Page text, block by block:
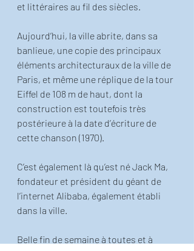
et littéraires au fil des siècles.
Aujourd’hui, la ville abrite, dans sa
banlieue, une copie des principaux
éléments architecturaux de la ville de
Paris, et même une réplique de la tour
Eiffel de 108 m de haut, dont la
construction est toutefois très
postérieure à la date d’écriture de
cette chanson (1970).
C’est également là qu’est né Jack Ma,
fondateur et président du géant de
l’internet Alibaba, également établi
dans la ville.
Belle fin de semaine à toutes et à